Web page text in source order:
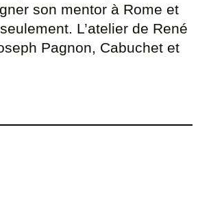
son mentor à Rome et
L’atelier de René
Pagnon, Cabuchet et